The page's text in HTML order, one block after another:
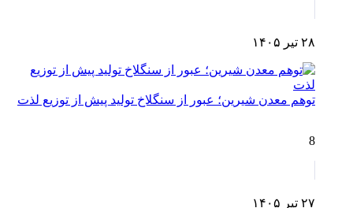
۲۸ تیر ۱۴۰۵
توهم معدن شیرین؛ عبور از سنگلاخ تولید پیش از توزیع لذت
8
۲۷ تیر ۱۴۰۵